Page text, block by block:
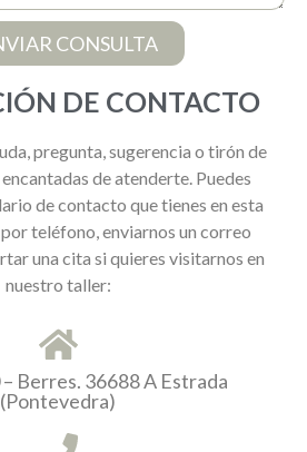
CONSULTA
DE CONTACTO
pregunta, sugerencia o tirón de
de atenderte. Puedes
de contacto que tienes en esta
teléfono, enviarnos un correo
una cita si quieres visitarnos en
nuestro taller:
Berres. 36688 A Estrada
(Pontevedra)